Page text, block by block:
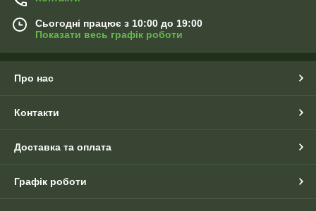
Сьогодні працює з 10:00 до 19:00
Показати весь графік роботи
Про нас
Контакти
Доставка та оплата
Графік роботи